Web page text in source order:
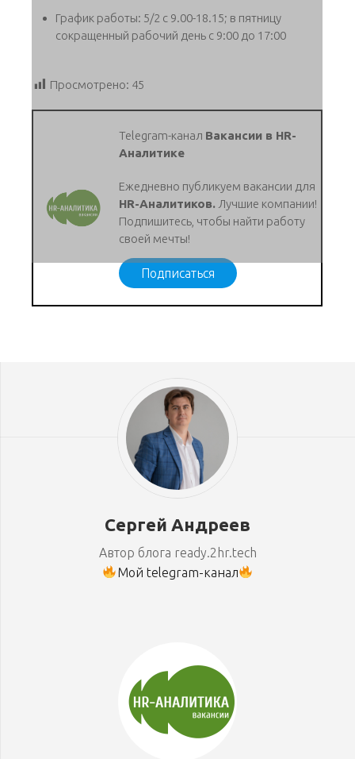
График работы: 5/2 с 9.00-18.15; в пятницу
сокращенный рабочий день с 9:00 до 17:00
Просмотрено: 45
Telegram-канал Вакансии в HR-
Аналитике
Ежедневно публикуем вакансии для
HR-Аналитиков. Лучшие компании!
Подпишитесь, чтобы найти работу
своей мечты!
Подписаться
Сергей Андреев
Автор блога ready.2hr.tech
Мой telegram-канал